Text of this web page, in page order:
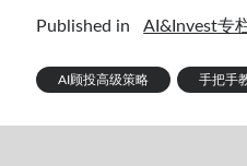
Published in AI&Invest专
AI顾投高级策略 手把手